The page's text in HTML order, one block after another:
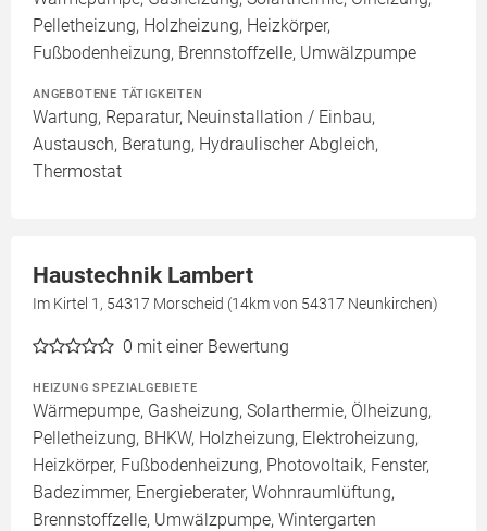
Pelletheizung, Holzheizung, Heizkörper,
Fußbodenheizung, Brennstoffzelle, Umwälzpumpe
ANGEBOTENE TÄTIGKEITEN
Wartung, Reparatur, Neuinstallation / Einbau,
Austausch, Beratung, Hydraulischer Abgleich,
Thermostat
Haustechnik Lambert
Im Kirtel 1, 54317 Morscheid (14km von 54317 Neunkirchen)
0 mit einer Bewertung
HEIZUNG SPEZIALGEBIETE
Wärmepumpe, Gasheizung, Solarthermie, Ölheizung,
Pelletheizung, BHKW, Holzheizung, Elektroheizung,
Heizkörper, Fußbodenheizung, Photovoltaik, Fenster,
Badezimmer, Energieberater, Wohnraumlüftung,
Brennstoffzelle, Umwälzpumpe, Wintergarten